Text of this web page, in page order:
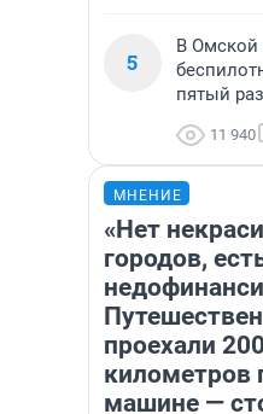
5
В Омской
пятый раз
11 940
МНЕНИЕ
«Нет
городов,
проехали
километров
машине —